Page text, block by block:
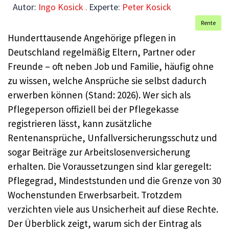
Autor: Ingo Kosick . Experte: Peter Kosick
Rente
Hunderttausende Angehörige pflegen in
Deutschland regelmäßig Eltern, Partner oder
Freunde – oft neben Job und Familie, häufig ohne
zu wissen, welche Ansprüche sie selbst dadurch
erwerben können (Stand: 2026). Wer sich als
Pflegeperson offiziell bei der Pflegekasse
registrieren lässt, kann zusätzliche
Rentenansprüche, Unfallversicherungsschutz und
sogar Beiträge zur Arbeitslosenversicherung
erhalten. Die Voraussetzungen sind klar geregelt:
Pflegegrad, Mindeststunden und die Grenze von 30
Wochenstunden Erwerbsarbeit. Trotzdem
verzichten viele aus Unsicherheit auf diese Rechte.
Der Überblick zeigt, warum sich der Eintrag als